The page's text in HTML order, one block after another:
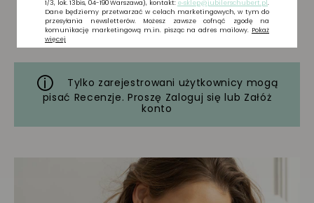
Tylko zarejestrowani użytkownicy mogą
pisać Recenzje. Proszę Zaloguj się lub Załóż
konto